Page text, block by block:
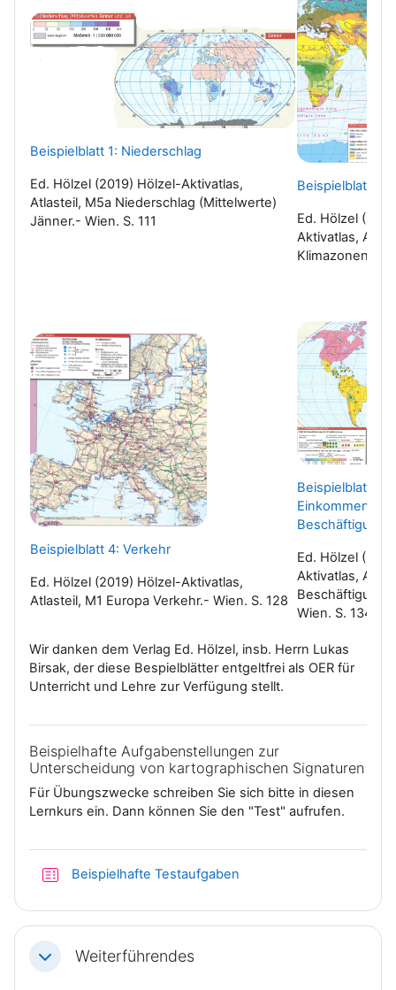
Beispielblatt 1: Niederschlag
Ed. Hölzel (2019) Hölzel-Aktivatlas,
Atlasteil, M5a Niederschlag (Mittelwerte)
Jänner.- Wien. S. 111
Beispielblatt 2:
Ed. Hölzel
Aktivatlas,
Klimazonen.-
Beispielblatt 4: Verkehr
Ed. Hölzel (2019) Hölzel-Aktivatlas,
Atlasteil, M1 Europa Verkehr.- Wien. S. 128
Beispielblatt 5:
Einkommen und
Ed. Hölzel
Aktivatlas,
Wien. S. 134
Wir danken dem Verlag Ed. Hölzel, insb. Herrn Lukas
Birsak, der diese Bespielblätter entgeltfrei als OER für
Unterricht und Lehre zur Verfügung stellt.
Beispielhafte Aufgabenstellungen zur
Unterscheidung von kartographischen Signaturen
Für Übungszwecke schreiben Sie sich bitte in diesen
Lernkurs ein. Dann können Sie den "Test" aufrufen.
Beispielhafte Testaufgaben
EinklappenWeiterführendes